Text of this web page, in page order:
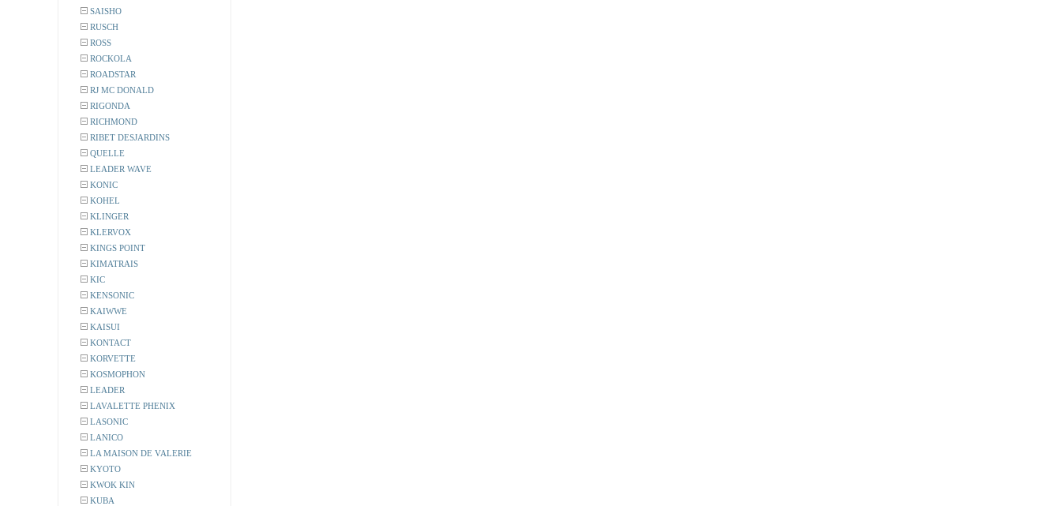
SAISHO
RUSCH
ROSS
ROCKOLA
ROADSTAR
RJ MC DONALD
RIGONDA
RICHMOND
RIBET DESJARDINS
QUELLE
LEADER WAVE
KONIC
KOHEL
KLINGER
KLERVOX
KINGS POINT
KIMATRAIS
KIC
KENSONIC
KAIWWE
KAISUI
KONTACT
KORVETTE
KOSMOPHON
LEADER
LAVALETTE PHENIX
LASONIC
LANICO
LA MAISON DE VALERIE
KYOTO
KWOK KIN
KUBA